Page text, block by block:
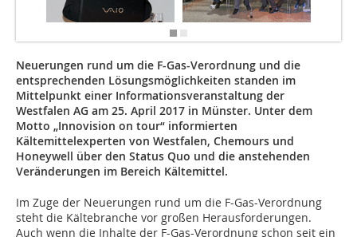
Neuerungen rund um die F-Gas-Verordnung und die
entsprechenden Lösungsmöglichkeiten standen im
Mittelpunkt einer Informationsveranstaltung der
Westfalen AG am 25. April 2017 in Münster. Unter dem
Motto „Innovision on tour“ informierten
Kältemittelexperten von Westfalen, Chemours und
Honeywell über den Status Quo und die anstehenden
Veränderungen im Bereich Kältemittel.
Im Zuge der Neuerungen rund um die F-Gas-Verordnung
steht die Kältebranche vor großen Herausforderungen.
Auch wenn die Inhalte der F-Gas-Verordnung schon seit ein